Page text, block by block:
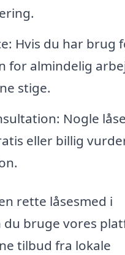
Hvis du har brug
for almindelig
stige.
Nogle
eller billig
rette låsesmed i
du bruge vores
tilbud fra lokale